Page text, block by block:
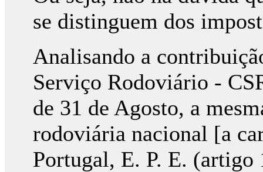
se distinguem dos
Analisando a
Serviço Rodoviário -
de 31 de Agosto, a
rodoviária nacional [a
Portugal, E. P. E. (artigo